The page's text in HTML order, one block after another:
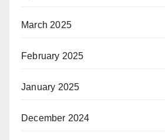
March 2025
February 2025
January 2025
December 2024